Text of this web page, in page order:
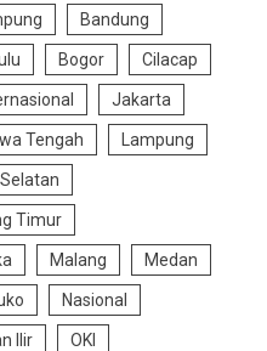
Bandung
Bogor Cilacap
Jakarta
Tengah Lampung
Timur
Malang Medan
Nasional
Ilir OKI